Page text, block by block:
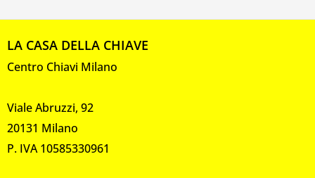
LA CASA DELLA CHIAVE
Centro Chiavi Milano
Viale Abruzzi, 92
20131 Milano
P. IVA 10585330961